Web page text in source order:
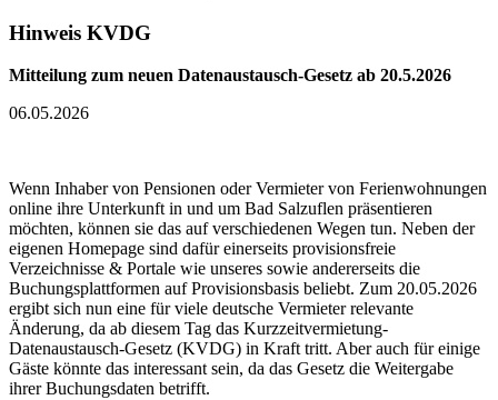
Hinweis KVDG
Mitteilung zum neuen Datenaustausch-Gesetz ab 20.5.2026
06.05.2026
Wenn Inhaber von Pensionen oder Vermieter von Ferienwohnungen
online ihre Unterkunft in und um Bad Salzuflen präsentieren
möchten, können sie das auf verschiedenen Wegen tun. Neben der
eigenen Homepage sind dafür einerseits provisionsfreie
Verzeichnisse & Portale wie unseres sowie andererseits die
Buchungsplattformen auf Provisionsbasis beliebt. Zum 20.05.2026
ergibt sich nun eine für viele deutsche Vermieter relevante
Änderung, da ab diesem Tag das Kurzzeitvermietung-
Datenaustausch-Gesetz (KVDG) in Kraft tritt. Aber auch für einige
Gäste könnte das interessant sein, da das Gesetz die Weitergabe
ihrer Buchungsdaten betrifft.